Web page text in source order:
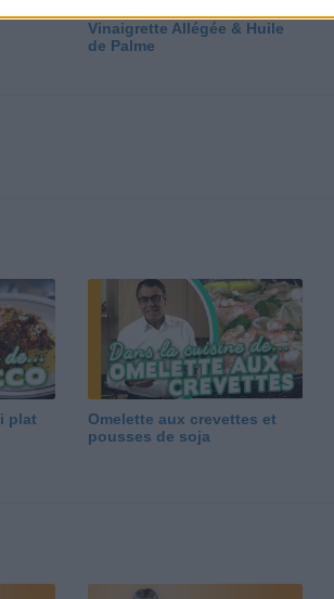
Vinaigrette Allégée & Huile
de Palme
plat
Omelette aux crevettes et
pousses de soja